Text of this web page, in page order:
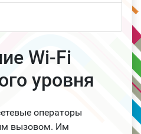
Wi-Fi
уровня
операторы
вызовом. Им